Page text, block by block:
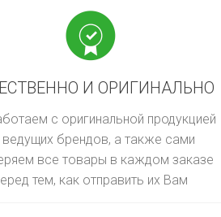
И ОРИГИНАЛЬНО
с оригинальной продукцией
ведущих брендов, а также сами
все товары в каждом заказе
тем, как отправить их Вам